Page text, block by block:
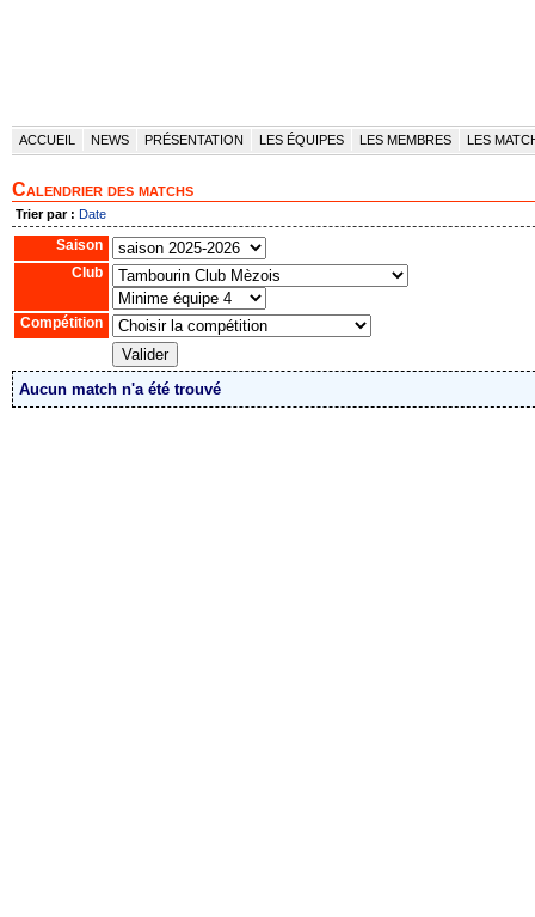
ACCUEIL NEWS PRÉSENTATION LES ÉQUIPES LES MEMBRES LES
Calendrier des matchs
Trier par : Date
Saison
Club
Compétition
Aucun match n'a été trouvé